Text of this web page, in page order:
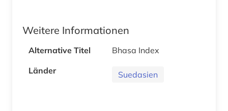
Weitere Informationen
Alternative Titel
Bhasa Index
Länder
Suedasien